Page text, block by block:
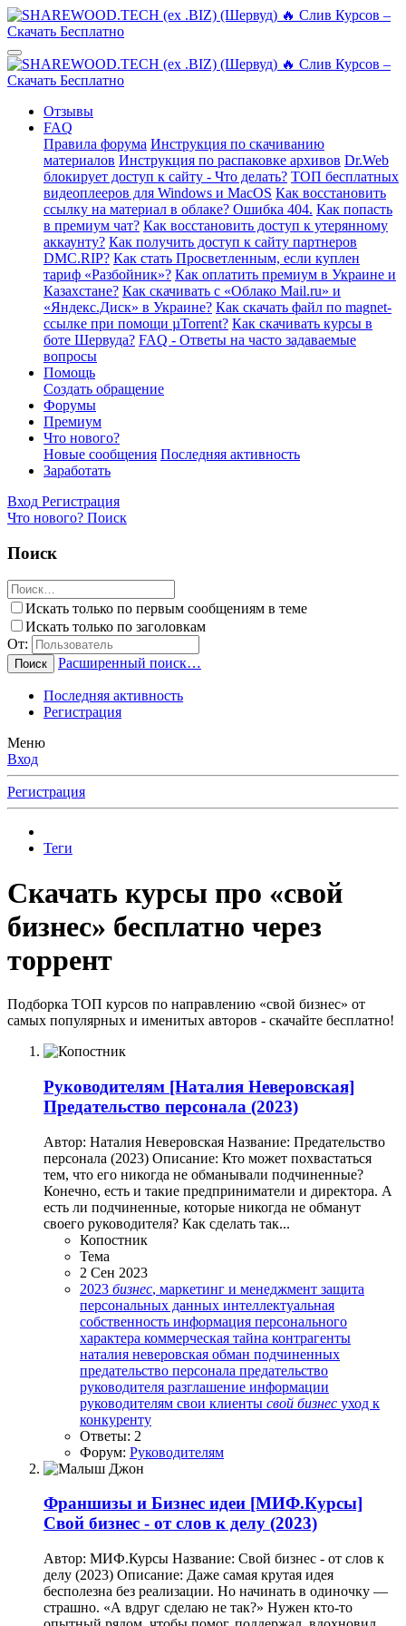
Отзывы
FAQ
Правила форума Инструкция по скачиванию
материалов Инструкция по распаковке архивов Dr.Web
блокирует доступ к сайту - Что делать? ТОП бесплатных
видеоплееров для Windows и MacOS Как восстановить
ссылку на материал в облаке? Ошибка 404. Как попасть
в премиум чат? Как восстановить доступ к утерянному
аккаунту? Как получить доступ к сайту партнеров
DMC.RIP? Как стать Просветленным, если куплен
тариф «Разбойник»? Как оплатить премиум в Украине и
Казахстане? Как скачивать с «Облако Mail.ru» и
«Яндекс.Диск» в Украине? Как скачать файл по magnet-
ссылке при помощи µTorrent? Как скачивать курсы в
боте Шервуда? FAQ - Ответы на часто задаваемые
вопросы
Помощь
Создать обращение
Форумы
Премиум
Что нового?
Новые сообщения Последняя активность
Заработать
Вход Регистрация
Что нового? Поиск
Поиск
Искать только по первым сообщениям в теме
Искать только по заголовкам
От:
Поиск Расширенный поиск…
Последняя активность
Регистрация
Меню
Вход
Регистрация
Теги
Скачать курсы про «свой
бизнес» бесплатно через
торрент
Подборка ТОП курсов по направлению «свой бизнес» от
самых популярных и именитых авторов - скачайте бесплатно!
Руководителям [Наталия Неверовская]
Предательство персонала (2023)
Автор: Наталия Неверовская Название: Предательство
персонала (2023) Описание: Кто может похвастаться
тем, что его никогда не обманывали подчиненные?
Конечно, есть и такие предприниматели и директора. А
есть ли подчиненные, которые никогда не обманут
своего руководителя? Как сделать так...
Копостник
Тема
2 Сен 2023
2023 бизнес, маркетинг и менеджмент защита
персональных данных интеллектуальная
собственность информация персонального
характера коммерческая тайна контрагенты
наталия неверовская обман подчиненных
предательство персонала предательство
руководителя разглашение информации
руководителям свои клиенты свой бизнес уход к
конкуренту
Ответы: 2
Форум: Руководителям
Франшизы и Бизнес идеи [МИФ.Курсы]
Свой бизнес - от слов к делу (2023)
Автор: МИФ.Курсы Название: Свой бизнес - от слов к
делу (2023) Описание: Даже самая крутая идея
бесполезна без реализации. Но начинать в одиночку —
страшно. «А вдруг сделаю не так?» Нужен кто-то